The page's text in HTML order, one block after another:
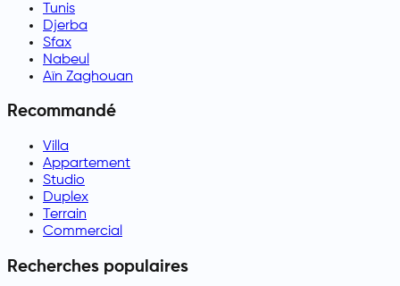
Tunis
Djerba
Sfax
Nabeul
Aïn Zaghouan
Recommandé
Villa
Appartement
Studio
Duplex
Terrain
Commercial
Recherches populaires